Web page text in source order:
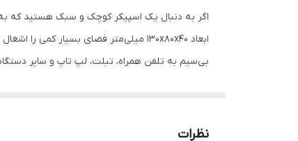
بی‌سیم به تلفن همراه، تبلت، لپ تاپ و سایر
این محصول، یک عدد دفترچه راهنما و یک کابل Type-C برای شارژ مجدد اسپیکر قرار دارد.
نظرات